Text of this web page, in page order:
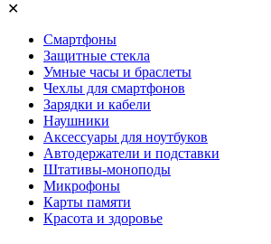
✕
Смартфоны
Защитные стекла
Умные часы и браслеты
Чехлы для смартфонов
Зарядки и кабели
Наушники
Аксессуары для ноутбуков
Автодержатели и подставки
Штативы-моноподы
Микрофоны
Карты памяти
Красота и здоровье